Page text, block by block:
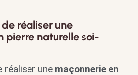
réaliser une
pierre naturelle soi-
réaliser une maçonnerie en